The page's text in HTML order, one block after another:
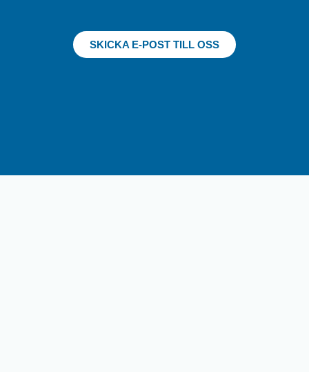
SKICKA E-POST TILL OSS